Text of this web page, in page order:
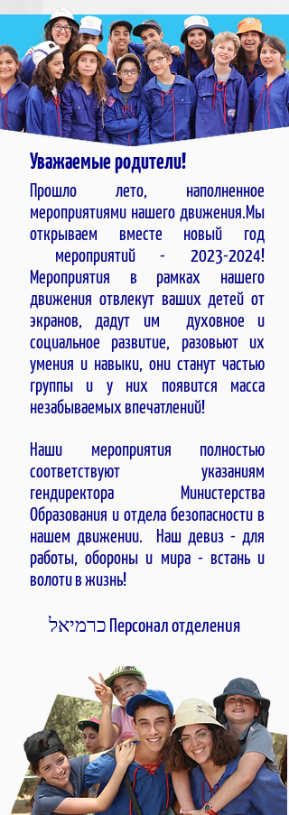
Уважаемые родители!
Прошло лето, наполненное
мероприятиями нашего движения.Мы
открываем вместе новый год
мероприятий - 2023-2024!
Мероприятия в рамках нашего
движения отвлекут ваших детей от
экранов, дадут им духовное и
социальное развитие, разовьют их
умения и навыки, они станут частью
группы и у них появится масса
незабываемых впечатлений!
Наши мероприятия полностью
соответствуют указаниям
гендиректора Министерства
Образования и отдела безопасности в
нашем движении. Наш девиз - для
работы, обороны и мира - встань и
волоти в жизнь!
Персонал отделения כרמיאל